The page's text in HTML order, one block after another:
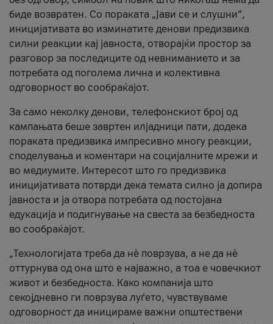
биде возвратен. Со пораката „Јави се и слушни“,
иницијативата во изминатите денови предизвика
силни реакции кај јавноста, отворајќи простор за
разговор за последиците од невниманието и за
потребата од поголема лична и колективна
одговорност во сообраќајот.
За само неколку денови, телефонскиот број од
кампањата беше завртен илјадници пати, додека
пораката предизвика импресивно многу реакции,
споделувања и коментари на социјалните мрежи и
во медиумите. Интересот што го предизвика
иницијативата потврди дека темата силно ја допира
јавноста и ја отвора потребата од постојана
едукација и подигнување на свеста за безбедноста
во сообраќајот.
„Технологијата треба да нè поврзува, а не да нè
оттурнува од она што е најважно, а тоа е човечкиот
живот и безбедноста. Како компанија што
секојдневно ги поврзува луѓето, чувствуваме
одговорност да иницираме важни општествени